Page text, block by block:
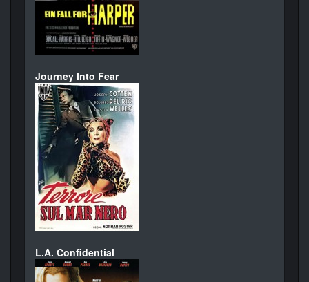
Journey Into Fear
L.A. Confidential